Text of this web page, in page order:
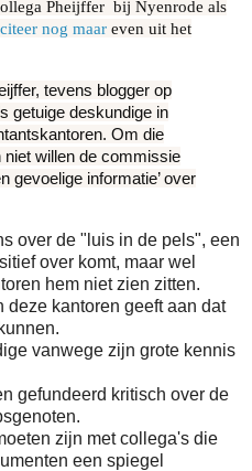
Pheijffer bij Nyenrode als
nog maar even uit het
tevens blogger op
getuige deskundige in
Om die
niet willen de commissie
gevoelige informatie’ over
over de "luis in de pels", een
over komt, maar wel
hem niet zien zitten.
kantoren geeft aan dat
vanwege zijn grote kennis
gefundeerd kritisch over de
zijn met collega's die
een spiegel